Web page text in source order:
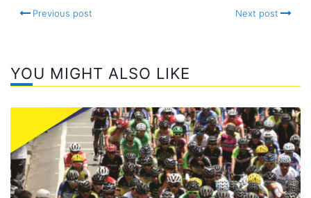
Previous post Next post
YOU MIGHT ALSO LIKE